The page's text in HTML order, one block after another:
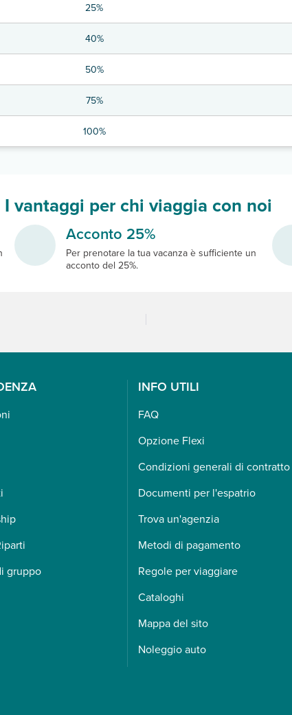
25%
40%
50%
75%
100%
I vantaggi per chi viaggia con noi
Acconto 25%
Per prenotare la tua vacanza è sufficiente un
acconto del 25%.
gruppo
INFO UTILI
FAQ
Opzione Flexi
Condizioni generali di contratto
Documenti per l'espatrio
Trova un'agenzia
Metodi di pagamento
Regole per viaggiare
Cataloghi
Mappa del sito
Noleggio auto